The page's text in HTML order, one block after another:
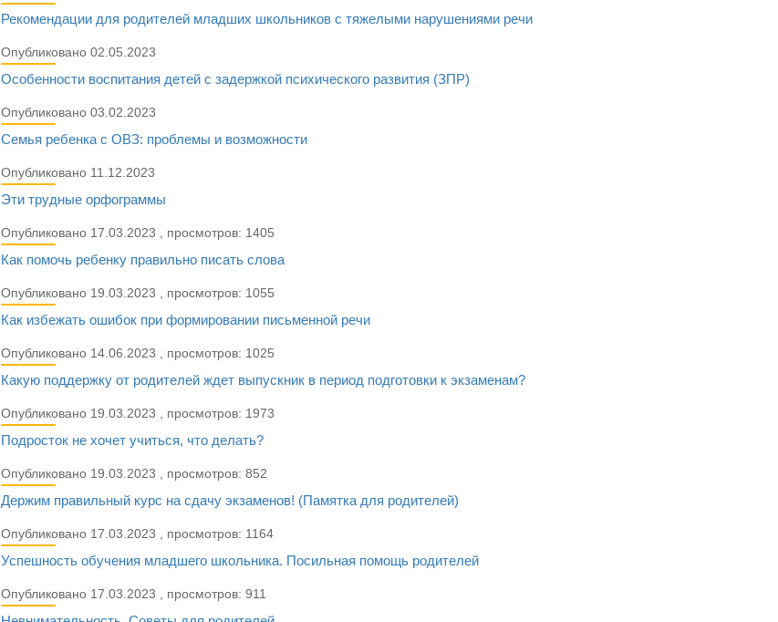
Рекомендации для родителей младших школьников с тяжелыми нарушениями речи
Опубликовано 02.05.2023
Особенности воспитания детей с задержкой психического развития (ЗПР)
Опубликовано 03.02.2023
Семья ребенка с ОВЗ: проблемы и возможности
Опубликовано 11.12.2023
Эти трудные орфограммы
Опубликовано 17.03.2023 , просмотров: 1405
Как помочь ребенку правильно писать слова
Опубликовано 19.03.2023 , просмотров: 1055
Как избежать ошибок при формировании письменной речи
Опубликовано 14.06.2023 , просмотров: 1025
Какую поддержку от родителей ждет выпускник в период подготовки к экзаменам?
Опубликовано 19.03.2023 , просмотров: 1973
Подросток не хочет учиться, что делать?
Опубликовано 19.03.2023 , просмотров: 852
Держим правильный курс на сдачу экзаменов! (Памятка для родителей)
Опубликовано 17.03.2023 , просмотров: 1164
Успешность обучения младшего школьника. Посильная помощь родителей
Опубликовано 17.03.2023 , просмотров: 911